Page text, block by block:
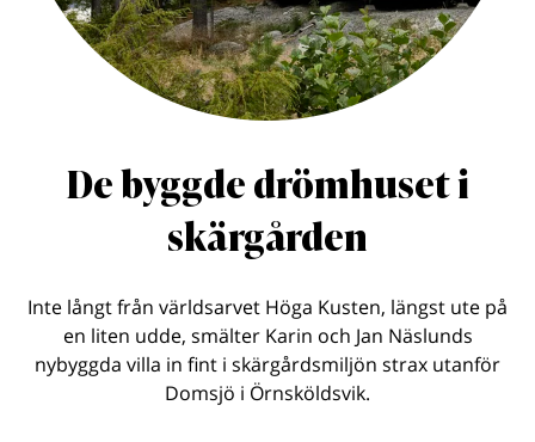
De byggde drömhuset i
skärgården
Inte långt från världsarvet Höga Kusten, längst ute på
en liten udde, smälter Karin och Jan Näslunds
nybyggda villa in fint i skärgårdsmiljön strax utanför
Domsjö i Örnsköldsvik.